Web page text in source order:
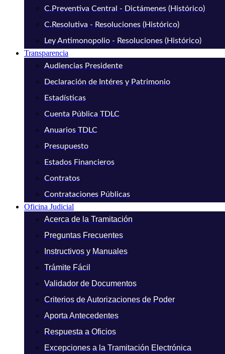
C.Preventiva Central - Dictámenes (Histórico)
C.Resolutiva - Resoluciones (Histórico)
Ley Antimonopolio - Resoluciones (Histórico)
Transparencia
Audiencias Presidente
Declaración de Intéres y Patrimonio
Estadísticas
Cuenta Pública TDLC
Anuarios TDLC
Presupuesto
Estados Financieros
Contratos
Contrataciones Públicas
Oficina Judicial
Acerca de la Tramitación
Preguntas Frecuentes
Instructivos y Manuales
Trámite Fácil
Validador de Documentos
Criterios de Autorizaciones de Poder
Aporta Antecedentes
Respuesta a Oficios
Excepciones a la Tramitación Electrónica